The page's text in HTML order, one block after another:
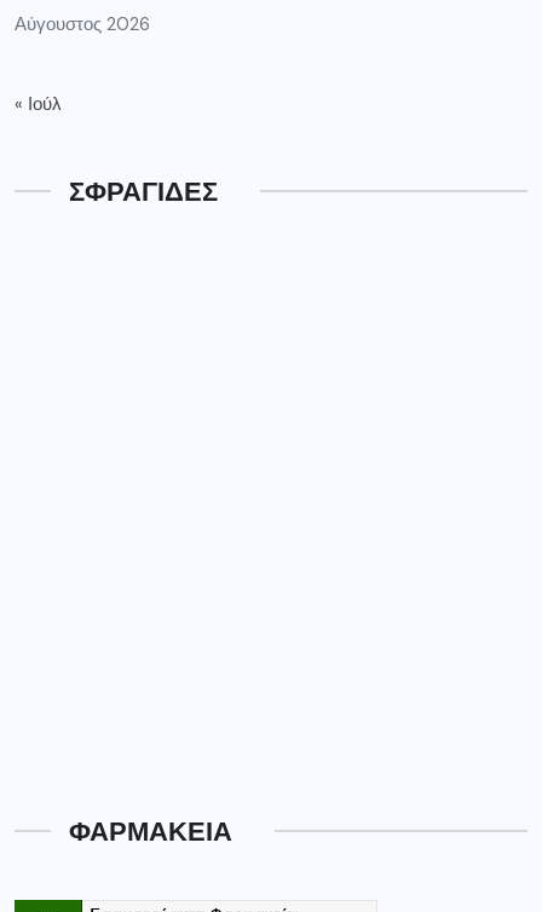
Αύγουστος 2026
« Ιούλ
ΣΦΡΑΓΙΔΕΣ
ΦΑΡΜΑΚΕΙΑ